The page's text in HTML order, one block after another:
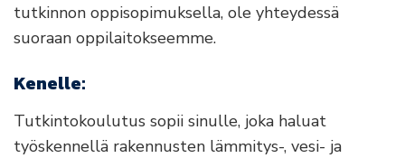
tutkinnon oppisopimuksella, ole yhteydessä
suoraan oppilaitokseemme.
Kenelle:
Tutkintokoulutus sopii sinulle, joka haluat
työskennellä rakennusten lämmitys-, vesi- ja